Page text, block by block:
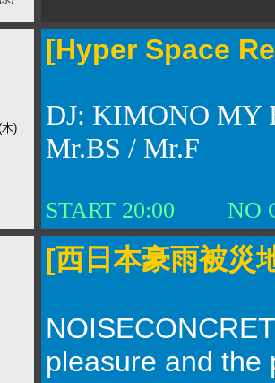
)
[Hyper Space
DJ: KIMONO MY
Mr.BS / Mr.F
START 20:00 NO
[西日本豪雨被災
pleasure and the